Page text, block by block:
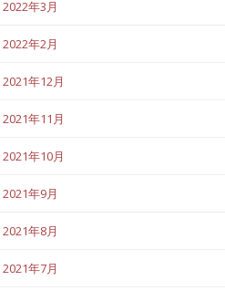
2022年3月
2022年2月
2021年12月
2021年11月
2021年10月
2021年9月
2021年8月
2021年7月